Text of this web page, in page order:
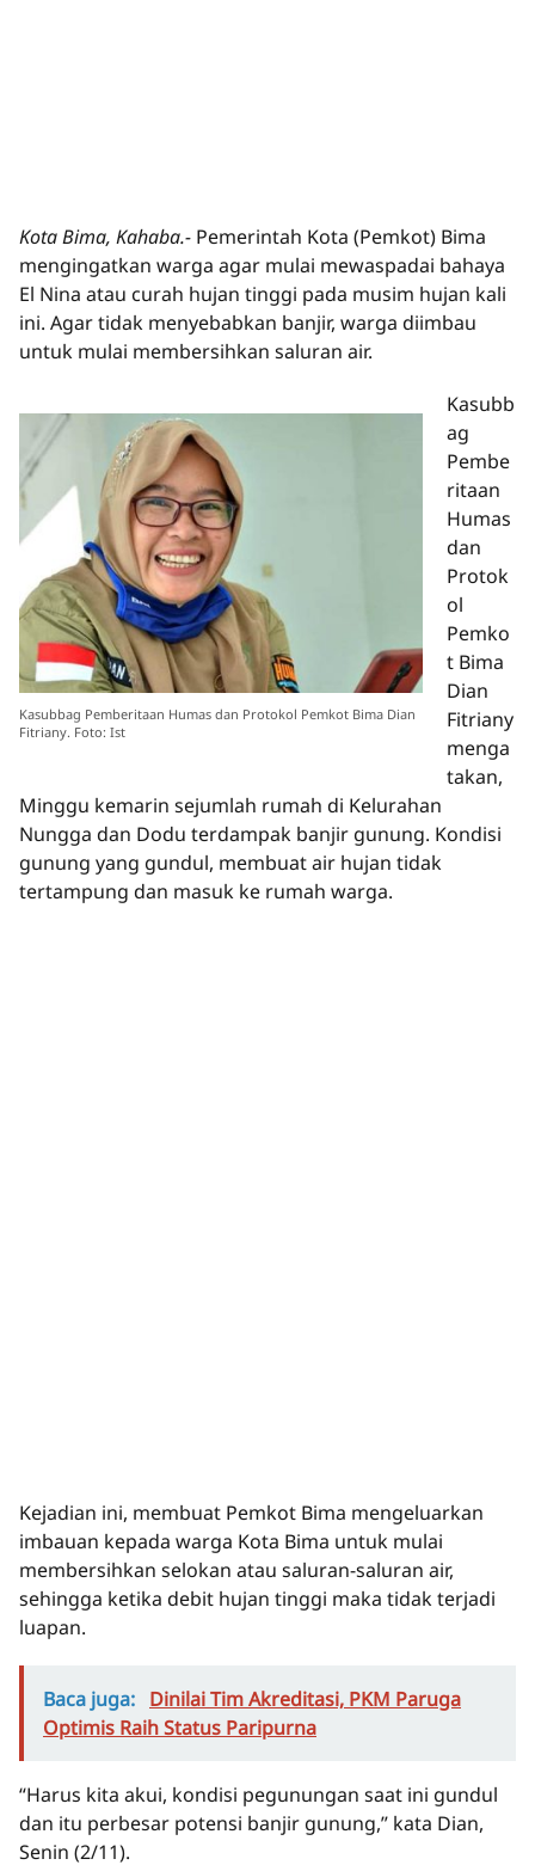
Kota Bima, Kahaba.- Pemerintah Kota (Pemkot) Bima
mengingatkan warga agar mulai mewaspadai bahaya
El Nina atau curah hujan tinggi pada musim hujan kali
ini. Agar tidak menyebabkan banjir, warga diimbau
untuk mulai membersihkan saluran air.
Kasubbag Pemberitaan Humas dan Protokol Pemkot Bima Dian
Fitriany. Foto: Ist
Kasubb
ag
Pembe
ritaan
Humas
dan
Protok
ol
Pemko
t Bima
Dian
Fitriany
menga
takan,
Minggu kemarin sejumlah rumah di Kelurahan
Nungga dan Dodu terdampak banjir gunung. Kondisi
gunung yang gundul, membuat air hujan tidak
tertampung dan masuk ke rumah warga.
Kejadian ini, membuat Pemkot Bima mengeluarkan
imbauan kepada warga Kota Bima untuk mulai
membersihkan selokan atau saluran-saluran air,
sehingga ketika debit hujan tinggi maka tidak terjadi
luapan.
Baca juga: Dinilai Tim Akreditasi, PKM Paruga
Optimis Raih Status Paripurna
“Harus kita akui, kondisi pegunungan saat ini gundul
dan itu perbesar potensi banjir gunung,” kata Dian,
Senin (2/11).